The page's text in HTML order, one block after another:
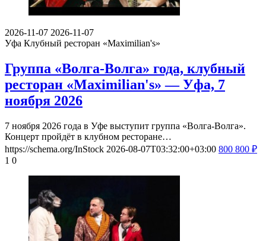
2026-11-07 2026-11-07
Уфа Клубный ресторан «Maximilian's»
Группа «Волга-Волга» года, клубный
ресторан «Maximilian's» — Уфа, 7
ноября 2026
7 ноября 2026 года в Уфе выступит группа «Волга-Волга».
Концерт пройдёт в клубном ресторане…
https://schema.org/InStock 2026-08-07T03:32:00+03:00 800 800 ₽
1 0